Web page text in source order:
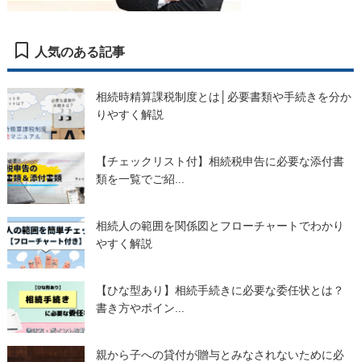
人気のある記事
相続時精算課税制度とは│必要書類や手続きを分か
りやすく解説
【チェックリスト付】相続税申告に必要な添付書
類を一覧でご紹...
相続人の範囲を関係図とフローチャートでわかり
やすく解説
【ひな型あり】相続手続きに必要な委任状とは？
書き方やポイン...
親から子への貸付が贈与とみなされないために必